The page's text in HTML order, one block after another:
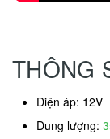
THÔNG
Điện áp: 12V
Dung lượng: